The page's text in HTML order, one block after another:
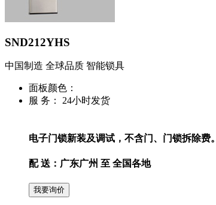
SND212YHS
中国制造 全球品质 智能锁具
面板颜色：
服 务：
24小时发货
电子门锁新装及调试，不含门、门锁拆除费。
配 送： 广东广州 至 全国各地